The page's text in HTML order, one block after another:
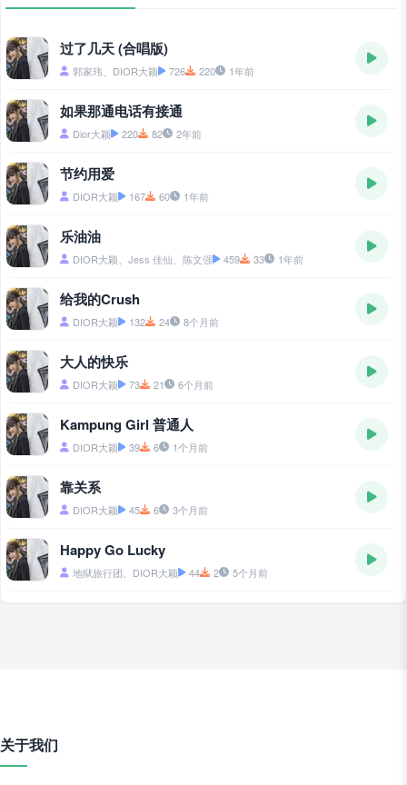
过了几天 (合唱版)
郭家玮、DIOR大颖 726 220 1年前
如果那通电话有接通
Dior大颖 220 82 2年前
节约用爱
DIOR大颖 167 60 1年前
乐油油
DIOR大颖、Jess 佳仙、陈文强 459 33 1年前
给我的Crush
DIOR大颖 132 24 8个月前
大人的快乐
DIOR大颖 73 21 6个月前
Kampung Girl 普通人
DIOR大颖 39 6 1个月前
靠关系
DIOR大颖 45 6 3个月前
Happy Go Lucky
地狱旅行团、DIOR大颖 44 2 5个月前
关于我们